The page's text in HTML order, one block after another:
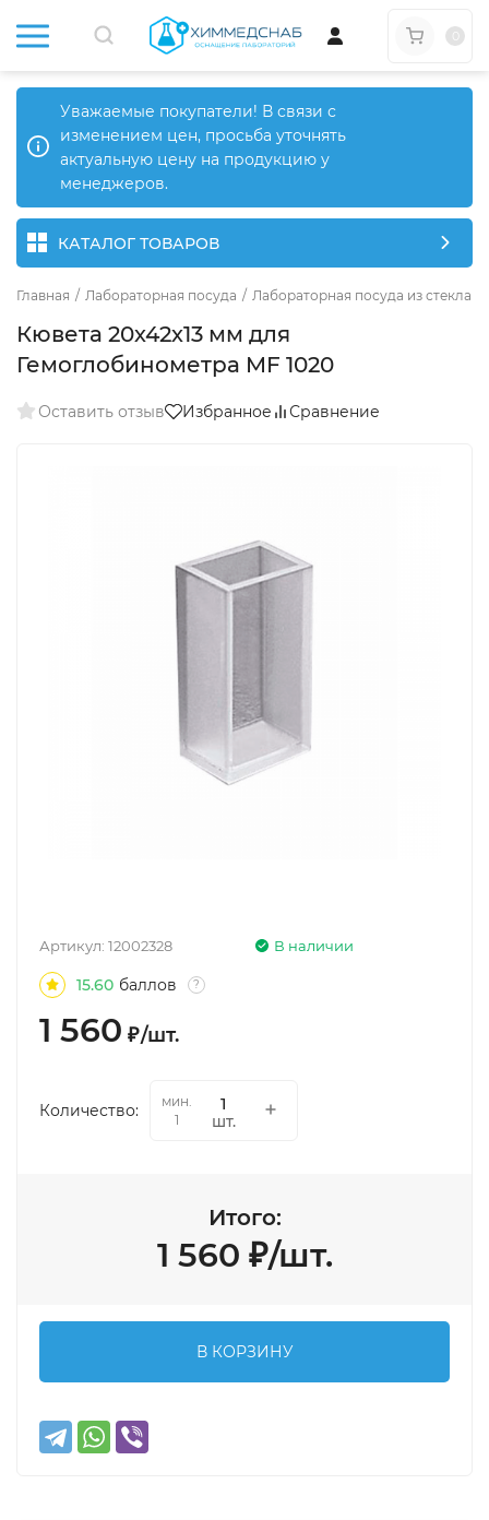
Уважаемые покупатели! В связи с
изменением цен, просьба уточнять
актуальную цену на продукцию у
менеджеров.
КАТАЛОГ ТОВАРОВ
Главная / Лабораторная посуда / Лабораторная посуда из стекла
Кювета 20х42х13 мм для
Гемоглобинометра MF 1020
Оставить отзыв Избранное Сравнение
В наличии
Артикул: 12002328
15.60 баллов ?
1 560 ₽/шт.
Количество:
мин.
1
шт.
Итого:
1 560 ₽/шт.
В КОРЗИНУ